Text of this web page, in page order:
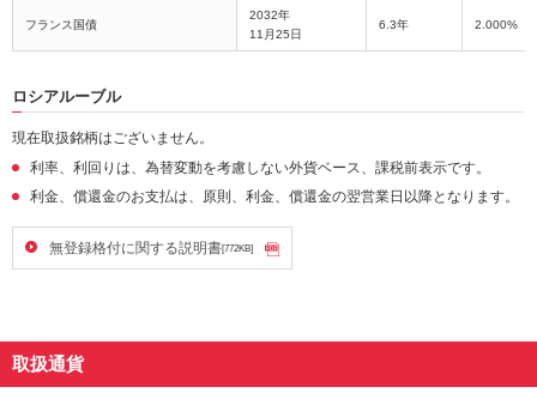
フランス国債
2032年
11月25日
6.3年 2.000%
ロシアルーブル
現在取扱銘柄はございません。
利率、利回りは、為替変動を考慮しない外貨ベース、課税前表示です。
利金、償還金のお支払は、原則、利金、償還金の翌営業日以降となります。
無登録格付に関する説明書[772KB]
取扱通貨